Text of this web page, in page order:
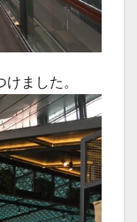
ました。